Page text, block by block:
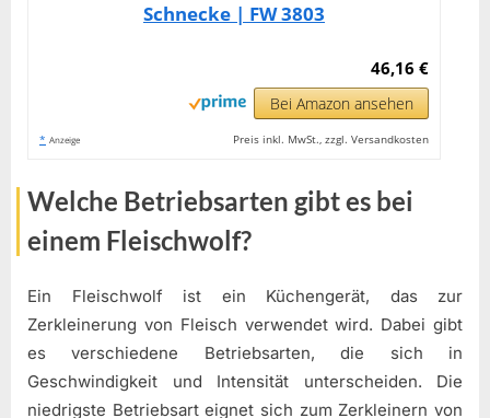
Schnecke | FW 3803
46,16 €
Bei Amazon ansehen
* Anzeige Preis inkl. MwSt., zzgl. Versandkosten
Welche Betriebsarten gibt es bei
einem Fleischwolf?
Ein Fleischwolf ist ein Küchengerät, das zur
Zerkleinerung von Fleisch verwendet wird. Dabei gibt
es verschiedene Betriebsarten, die sich in
Geschwindigkeit und Intensität unterscheiden. Die
niedrigste Betriebsart eignet sich zum Zerkleinern von